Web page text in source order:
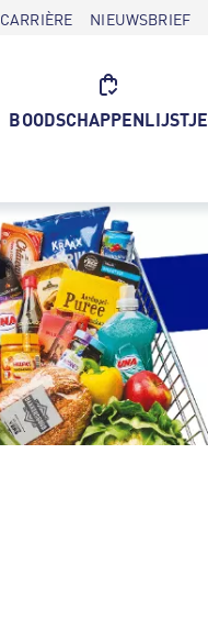
CARRIÈRE NIEUWSBRIEF
BOODSCHAPPENLIJSTJE